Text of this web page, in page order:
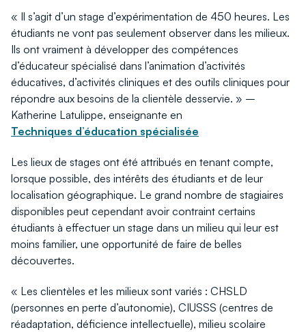
« Il s’agit d’un stage d’expérimentation de 450 heures. Les
étudiants ne vont pas seulement observer dans les milieux.
Ils ont vraiment à développer des compétences
d’éducateur spécialisé dans l’animation d’activités
éducatives, d’activités cliniques et des outils cliniques pour
répondre aux besoins de la clientèle desservie. » –
Katherine Latulippe, enseignante en
Techniques d’éducation spécialisée
Les lieux de stages ont été attribués en tenant compte,
lorsque possible, des intérêts des étudiants et de leur
localisation géographique. Le grand nombre de stagiaires
disponibles peut cependant avoir contraint certains
étudiants à effectuer un stage dans un milieu qui leur est
moins familier, une opportunité de faire de belles
découvertes.
« Les clientèles et les milieux sont variés : CHSLD
(personnes en perte d’autonomie), CIUSSS (centres de
réadaptation, déficience intellectuelle), milieu scolaire